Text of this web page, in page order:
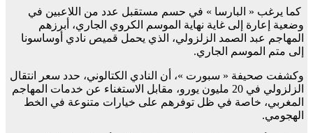
كما يرغب « البارسا » في حسم مستقبل عدد من اللاعبين في
وضعية إعارة إلى غاية نهاية الموسم الكروي الجاري، أبرزهم
المهاجم عبد الصمد الزلزولي، الذي يحمل قميص نادي أوساسونا
إلى متم الموسم الجاري.
وكشفت صحيفة « سبورت »، أن النادي الكتالوني، حدد سعر انتقال
الزلزولي في 20 مليون يورو، مقابل الاستغناء عن خدمات المهاجم
المغربي، خاصة في ظل توفرهم على خيارات متنوعة في الخط
الهجومي.